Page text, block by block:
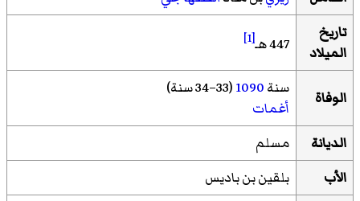
تاريخ
الميلاد
447 هـ [1]
الوفاة سنة1090(33–34 سنة)
أغمات
الديانة
مسلم
الأب
بلقين بن باديس